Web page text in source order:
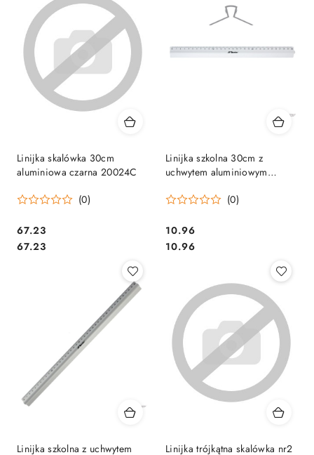
Linijka skalówka 30cm
aluminiowa czarna 20024C
(0)
Cena:
67.23
Cena:
67.23
Linijka szkolna 30cm z
uchwytem aluminiowym
(0)
Cena:
10.96
Cena:
10.96
Linijka szkolna z uchwytem
Linijka trójkątna skalówka nr2